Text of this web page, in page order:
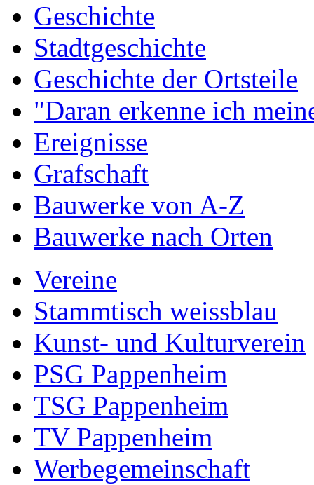
Geschichte
Stadtgeschichte
Geschichte der Ortsteile
"Daran erkenne ich
Ereignisse
Grafschaft
Bauwerke von A-Z
Bauwerke nach Orten
Vereine
Stammtisch weissblau
Kunst- und Kulturverein
PSG Pappenheim
TSG Pappenheim
TV Pappenheim
Werbegemeinschaft